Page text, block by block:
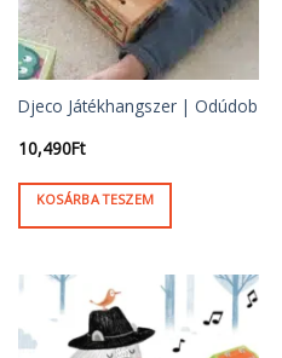
Djeco Játékhangszer | Odúdob
10,490Ft
KOSÁRBA TESZEM